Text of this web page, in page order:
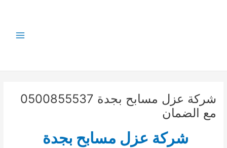
شركة عزل مسابح بجدة 0500855537
مع الضمان
شركة عزل مسابح بجدة